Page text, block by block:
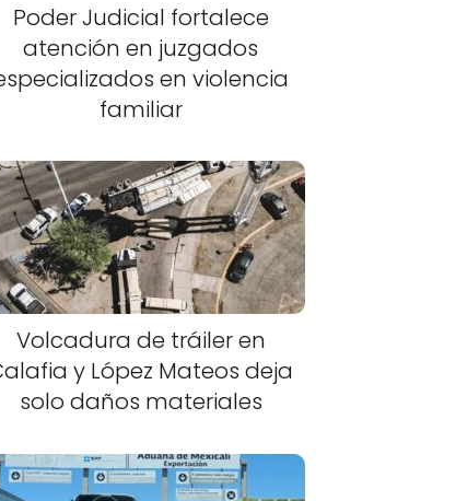
Poder Judicial fortalece
atención en juzgados
en violencia
familiar
Volcadura de tráiler en
y López Mateos deja
solo daños materiales